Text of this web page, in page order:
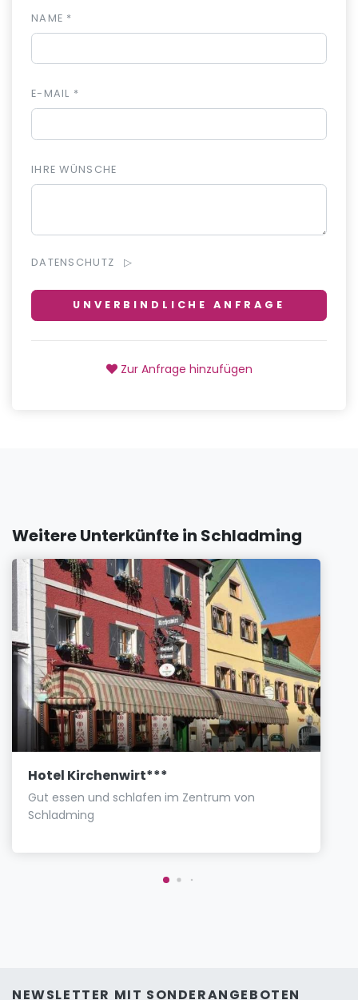
NAME *
E-MAIL *
IHRE WÜNSCHE
DATENSCHUTZ
UNVERBINDLICHE ANFRAGE
Zur Anfrage hinzufügen
Weitere Unterkünfte in Schladming
Hotel Kirchenwirt***
Gut essen und schlafen im Zentrum von
Schladming
NEWSLETTER MIT SONDERANGEBOTEN